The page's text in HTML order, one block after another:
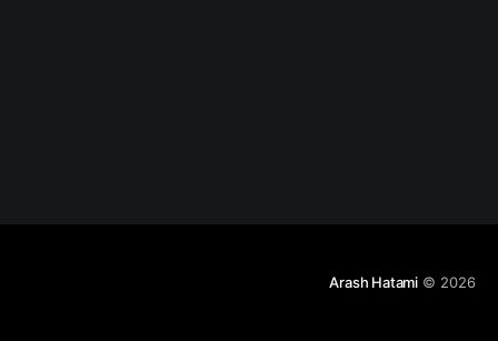
Arash Hatami © 2026